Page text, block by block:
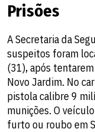
Prisões
A Secretaria da
suspeitos foram
(31), após
Novo Jardim. No
pistola calibre 9
munições. O
furto ou roubo em